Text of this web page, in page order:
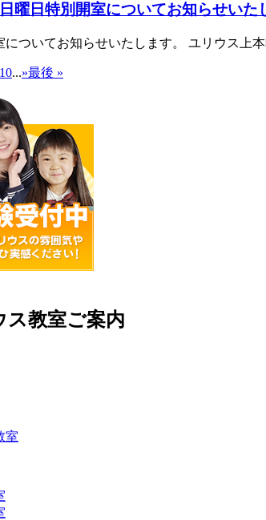
曜日特別開室についてお知らせいた
についてお知らせいたします。 ユリウス上
10...»最後 »
室